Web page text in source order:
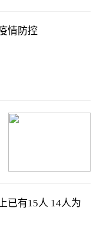
情防控
已有15人 14人为